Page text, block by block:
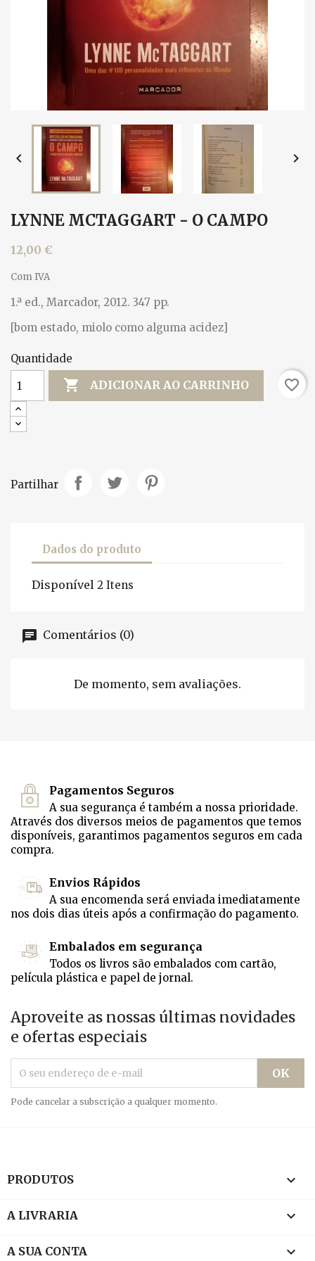
 
LYNNE MCTAGGART - O CAMPO
12,00 €
Com IVA
1.ª ed., Marcador, 2012. 347 pp.
[bom estado, miolo como alguma acidez]
Quantidade
 ADICIONAR AO CARRINHO favorite_border
Partilhar
Dados do produto
Disponível 2 Itens
Comentários (0)
De momento, sem avaliações.
Pagamentos Seguros
A sua segurança é também a nossa prioridade.
Através dos diversos meios de pagamentos que temos
disponíveis, garantimos pagamentos seguros em cada
compra.
Envios Rápidos
A sua encomenda será enviada imediatamente
nos dois dias úteis após a confirmação do pagamento.
Embalados em segurança
Todos os livros são embalados com cartão,
película plástica e papel de jornal.
Aproveite as nossas últimas novidades
e ofertas especiais
Pode cancelar a subscrição a qualquer momento.
PRODUTOS 
A LIVRARIA 
A SUA CONTA 